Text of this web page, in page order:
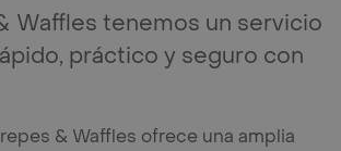
Waffles tenemos un servicio
práctico y seguro con
& Waffles ofrece una amplia